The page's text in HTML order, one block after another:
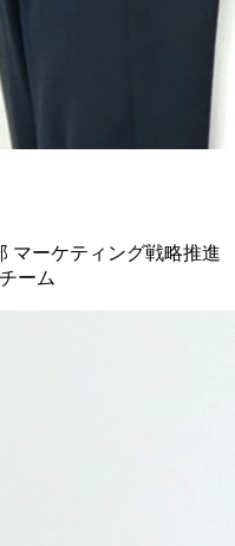
マーケティング戦略推進
ーム